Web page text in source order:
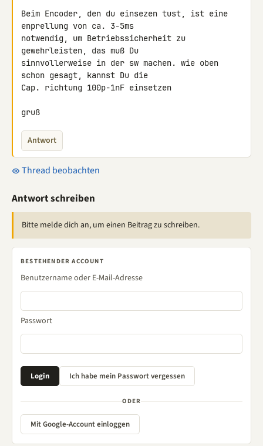
Beim Encoder, den du einsezen tust, ist eine
enprellung von ca. 3-5ms
notwendig, um Betriebssicherheit zu
gewehrleisten, das muß Du
sinnvollerweise in der sw machen. wie oben
schon gesagt, kannst Du die
Cap. richtung 100p-1nF einsetzen
gruß
Antwort
Thread beobachten
Antwort schreiben
Bitte melde dich an, um einen Beitrag zu schreiben.
BESTEHENDER ACCOUNT
Benutzername oder E-Mail-Adresse
Passwort
ODER
Mit Google-Account einloggen